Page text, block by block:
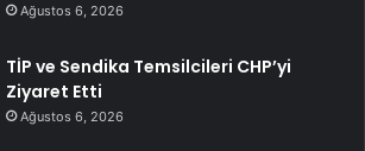
Ağustos 6, 2026
TİP ve Sendika Temsilcileri CHP’yi
Ziyaret Etti
Ağustos 6, 2026